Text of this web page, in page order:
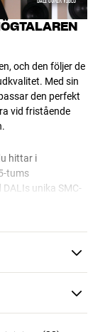
och den följer de
Med sin
den perfekt
vid fristående
hittar i
tums
unika SMC-
i träfiber som
ser
i ljudet.
kompakt eller